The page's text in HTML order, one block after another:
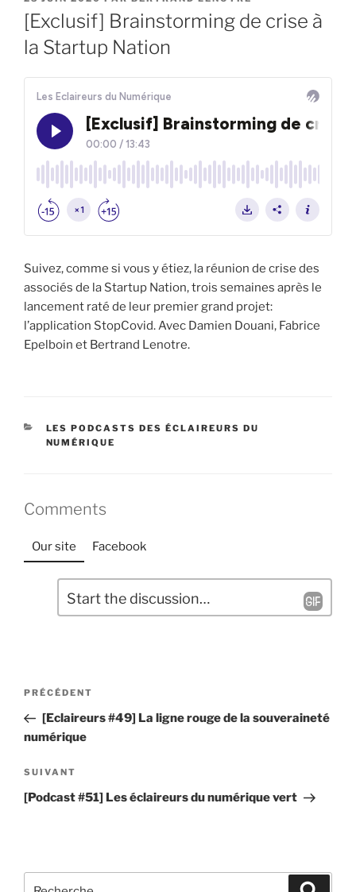
LE
[Exclusif] Brainstorming de crise à
la Startup Nation
Suivez, comme si vous y étiez, la réunion de crise des
associés de la Startup Nation, trois semaines après le
lancement raté de leur premier grand projet:
l’application StopCovid. Avec Damien Douani, Fabrice
Epelboin et Bertrand Lenotre.
CATÉGORIES
LES PODCASTS DES ÉCLAIREURS DU
NUMÉRIQUE
Comments
Our site Facebook
e
u
c
m
a
i
e
*
Navigation
l’article
Article
précédent
PRÉCÉDENT
[Eclaireurs #49] La ligne rouge de la souveraineté
numérique
Article
suivant
SUIVANT
[Podcast #51] Les éclaireurs du numérique vert